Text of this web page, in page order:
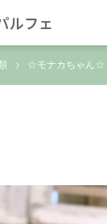
ルフェ
☆モナカちゃん☆